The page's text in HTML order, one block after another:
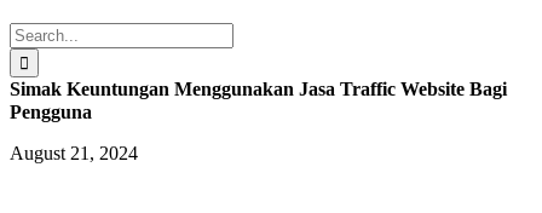
Search
for:
Simak Keuntungan Menggunakan Jasa Traffic Website Bagi
Pengguna
August 21, 2024